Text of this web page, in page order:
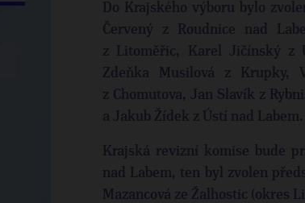
Do Krajského výboru bylo
Červený z Roudnice nad
z Litoměřic, Karel Jičínský z
Zdeňka Musilová z Krupky,
z Chomutova, Jan Slavík z
a Jakub Žídek z Ústí nad Labem.
Krajská revizní komise bude
nad Labem, ten byl zvolen
Mazancová ze Žalhostic (okres